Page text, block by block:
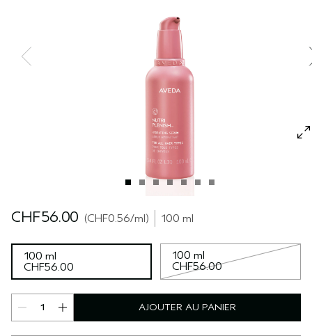
TOUTES LES COLLECTIONS
CHF56.00 CHF0.56/ml 100 ml
100 ml
CHF56.00
100 ml
CHF56.00
AJOUTER AU PANIER